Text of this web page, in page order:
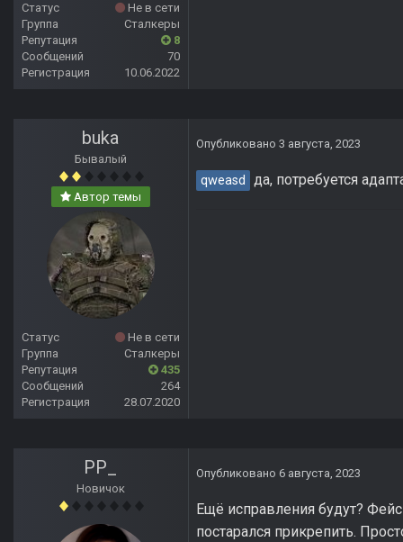
Статус
Не в сети
Группа
Сталкеры
Репутация
8
Сообщений
70
Регистрация
10.06.2022
buka
Бывалый
Автор темы
Статус
Не в сети
Группа
Сталкеры
Репутация
435
Сообщений
264
Регистрация
28.07.2020
Опубликовано 3 августа, 2023
qweasd да, потребуется
PP_
Новичок
Опубликовано 6 августа, 2023
Ещё исправления будут?
постарался прикрепить.